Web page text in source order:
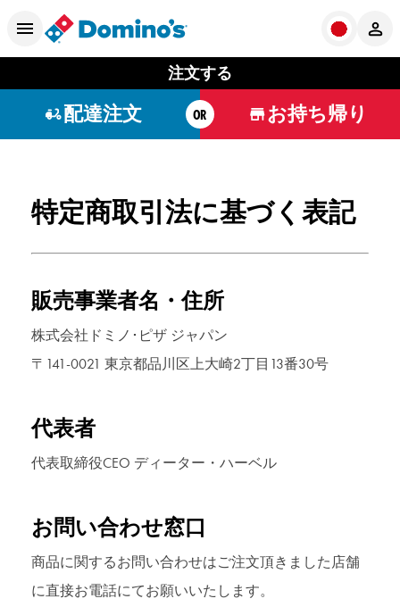
注文する
配達注文 OR お持ち帰り
特定商取引法に基づく表記
販売事業者名・住所
株式会社ドミノ･ピザ ジャパン
〒141-0021 東京都品川区上大崎2丁目13番30号
代表者
代表取締役CEO ディーター・ハーベル
お問い合わせ窓口
商品に関するお問い合わせはご注文頂きました店舗
に直接お電話にてお願いいたします。